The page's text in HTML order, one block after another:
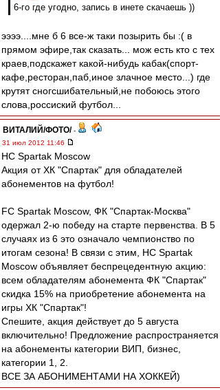
6-го где угодно, запись в инете скачаешь ))
ээээ....мне б 6 все-ж таки позырить бы :( в
прямом эфире,так сказать... мож есть кто с тех
краев,подскажет какой-нибудь кабак(спорт-
кафе,ресторан,паб,иное злачное место...) где
крутят сногсшибательный,не побоюсь этого
слова,россиский футбол...
ВИТАЛИЙ/ФОТО/ -
31 июл 2012 11:46
HC Spartak Moscow
Акция от ХК "Спартак" для обладателей
абонементов на футбол!
FC Spartak Moscow, ФК "Спартак-Москва"
одержал 2-ю победу на старте первенства. В 5
случаях из 6 это означало чемпионство по
итогам сезона! В связи с этим, HC Spartak
Moscow объявляет беспрецедентную акцию:
всем обладателям абонемента ФК "Спартак"
скидка 15% на приобретение абонемента на
игры ХК "Спартак"!
Спешите, акция действует до 5 августа
включительно! Предложение распространяется
на абонементы категории ВИП, бизнес,
категории 1, 2.
ВСЕ ЗА АБОНИМЕНТАМИ НА ХОККЕЙ)